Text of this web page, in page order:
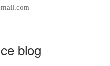
blog